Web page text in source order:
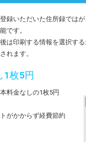
録いただいた住所録では
です。
は印刷する情報を選択す
れます。
1枚5円
料金なしの1枚5円
がかからず経費節約